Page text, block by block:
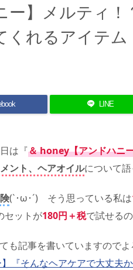
ー】メルティ！
れるアイテム
LINE
は『＆ honey【アンドハニ
ント、ヘアオイルについて
(`･ω･´)ゞそう思っている私は
セットが180円＋税で試せる
も記事を書いていますので
『そんなヘアケアで大丈夫